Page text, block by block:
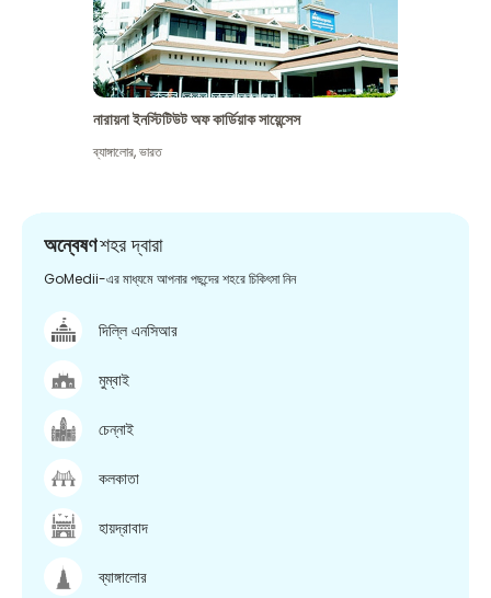
নারায়না ইনস্টিটিউট অফ কার্ডিয়াক সায়েন্সেস
ব্যাঙ্গালোর,ভারত
অন্বেষণশহর দ্বারা
GoMedii-এর মাধ্যমে আপনার পছন্দের শহরে চিকিৎসা নিন
দিল্লি এনসিআর
মুম্বাই
চেন্নাই
কলকাতা
হায়দ্রাবাদ
ব্যাঙ্গালোর